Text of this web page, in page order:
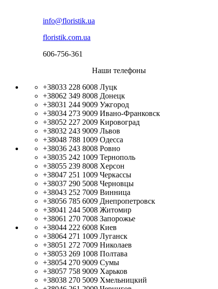
info@floristik.ua
floristik.com.ua
606-756-361
Наши телефоны
+38033 228 6008 Луцк
+38062 349 8008 Донецк
+38031 244 9009 Ужгород
+38034 273 9009 Ивано-Франковск
+38052 227 2009 Кировоград
+38032 243 9009 Львов
+38048 788 1009 Одесса
+38036 243 8008 Ровно
+38035 242 1009 Тернополь
+38055 239 8008 Херсон
+38047 251 1009 Черкассы
+38037 290 5008 Черновцы
+38043 252 7009 Винница
+38056 785 6009 Днепропетровск
+38041 244 5008 Житомир
+38061 270 7008 Запорожье
+38044 222 6008 Киев
+38064 271 1009 Луганск
+38051 272 7009 Николаев
+38053 269 1008 Полтава
+38054 270 9009 Сумы
+38057 758 9009 Харьков
+38038 270 5009 Хмельницкий